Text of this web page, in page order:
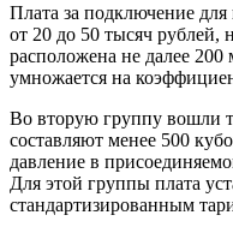
Плата за подключение
от 20 до 50 тысяч рублей,
расположена не далее 200
умножается на
Во вторую группу вошли
составляют менее 500
давление в
Для этой группы плата
стандартизированным